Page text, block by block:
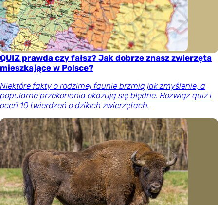
QUIZ prawda czy fałsz? Jak dobrze znasz zwierzęta
mieszkające w Polsce?
Niektóre fakty o rodzimej faunie brzmią jak zmyślenie, a
popularne przekonania okazują się błędne. Rozwiąż quiz i
oceń 10 twierdzeń o dzikich zwierzętach.